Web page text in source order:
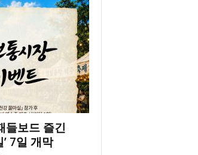
들보드 즐긴
7일 개막